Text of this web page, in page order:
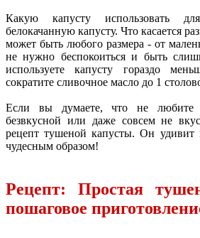
Какую капусту использовать
белокачанную капусту. Что касается
может быть любого размера - от
не нужно беспокоиться и быть
используете капусту гораздо
сократите сливочное масло до 1
Если вы думаете, что не любите
безвкусной или даже совсем не
рецепт тушеной капусты. Он удивит
чудесным образом!
Рецепт: Простая
пошаговое